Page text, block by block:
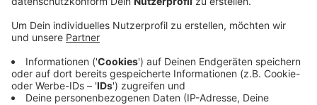
Veröffentlicht:Dienstag, 08.10.2019 10:27
Ursprünglich war von Straßen.NRW und der Bahn kein